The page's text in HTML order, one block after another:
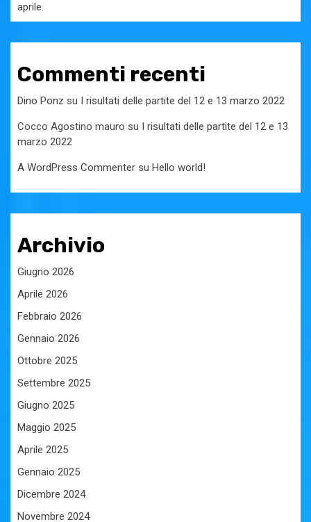
aprile.
Commenti recenti
Dino Ponz su I risultati delle partite del 12 e 13 marzo 2022
Cocco Agostino mauro su
I risultati delle partite del 12 e 13
marzo 2022
A WordPress Commenter su Hello world!
Archivio
Giugno 2026
Aprile 2026
Febbraio 2026
Gennaio 2026
Ottobre 2025
Settembre 2025
Giugno 2025
Maggio 2025
Aprile 2025
Gennaio 2025
Dicembre 2024
Novembre 2024